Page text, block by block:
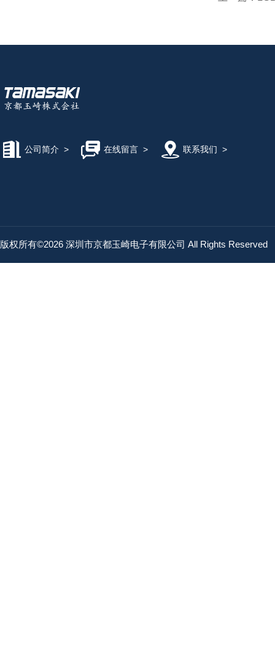
公司简介 > 在线留言> 联系我们 >
版权所有©2026 深圳市京都玉崎电子有限公司 All Rights Reserved